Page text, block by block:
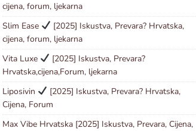
cijena, forum, ljekarna
Slim Ease
[2025] Iskustva, Prevara? Hrvatska,
cijena, forum, ljekarna
Vita Luxe
[2025] Iskustva, Prevara?
Hrvatska,cijena,Forum, ljekarna
Liposivin
[2025] Iskustva, Prevara? Hrvatska,
Cijena, Forum
Max Vibe Hrvatska [2025] Iskustva, Prevara, Cijena,